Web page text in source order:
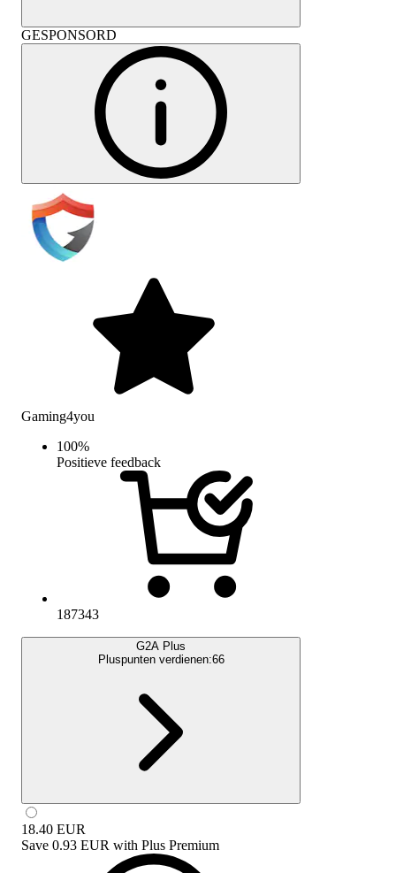
GESPONSORD
Gaming4you
100%
Positieve feedback
187343
G2A Plus
Pluspunten verdienen:66
18.40 EUR
Save 0.93 EUR with Plus Premium